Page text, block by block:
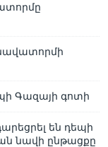
Գազայի գոտի
են դեպի
նավի ընթացքը